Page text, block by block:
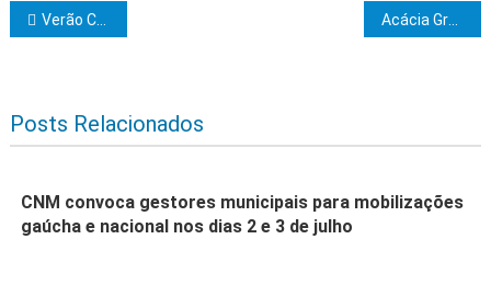
Navegação de Post
Verão Costa a Costa Ilhéus l Shows gratuitos acontecem neste sábado (2); confira programação Acácia Grapiúna realizará Boi no Rolete
Posts Relacionados
CNM convoca gestores municipais para mobilizações
gaúcha e nacional nos dias 2 e 3 de julho